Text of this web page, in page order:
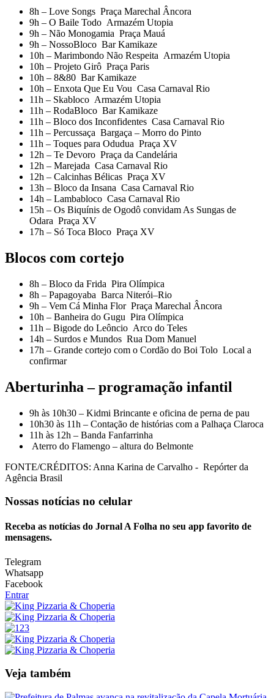
8h – Love Songs Praça Marechal Âncora
9h – O Baile Todo Armazém Utopia
9h – Não Monogamia Praça Mauá
9h – NossoBloco Bar Kamikaze
10h – Marimbondo Não Respeita Armazém Utopia
10h – Projeto Girô Praça Paris
10h – 8&80 Bar Kamikaze
10h – Enxota Que Eu Vou Casa Carnaval Rio
11h – Skabloco Armazém Utopia
11h – RodaBloco Bar Kamikaze
11h – Bloco dos Inconfidentes Casa Carnaval Rio
11h – Percussaça Bargaça – Morro do Pinto
11h – Toques para Odudua Praça XV
12h – Te Devoro Praça da Candelária
12h – Marejada Casa Carnaval Rio
12h – Calcinhas Bélicas Praça XV
13h – Bloco da Insana Casa Carnaval Rio
14h – Lambabloco Casa Carnaval Rio
15h – Os Biquínis de Ogodô convidam As Sungas de
Odara Praça XV
17h – Só Toca Bloco Praça XV
Blocos com cortejo
8h – Bloco da Frida Pira Olímpica
8h – Papagoyaba Barca Niterói–Rio
9h – Vem Cá Minha Flor Praça Marechal Âncora
10h – Banheira do Gugu Pira Olímpica
11h – Bigode do Leôncio Arco do Teles
14h – Surdos e Mundos Rua Dom Manuel
17h – Grande cortejo com o Cordão do Boi Tolo Local a
confirmar
Aberturinha – programação infantil
9h às 10h30 – Kidmi Brincante e oficina de perna de pau
10h30 às 11h – Contação de histórias com a Palhaça Claroca
11h às 12h – Banda Fanfarrinha
Aterro do Flamengo – altura do Belmonte
FONTE/CRÉDITOS: Anna Karina de Carvalho - Repórter da
Agência Brasil
Nossas notícias no celular
Receba as notícias do Jornal A Folha no seu app favorito de
mensagens.
Telegram
Whatsapp
Facebook
Entrar
Veja também